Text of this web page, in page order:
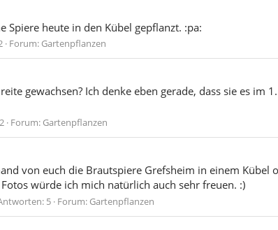
Spiere heute in den Kübel gepflanzt. :pa:
Forum: Gartenpflanzen
gewachsen? Ich denke eben gerade, dass sie es im
Forum: Gartenpflanzen
von euch die Brautspiere Grefsheim in einem
würde ich mich natürlich auch sehr freuen. :)
5 Forum: Gartenpflanzen